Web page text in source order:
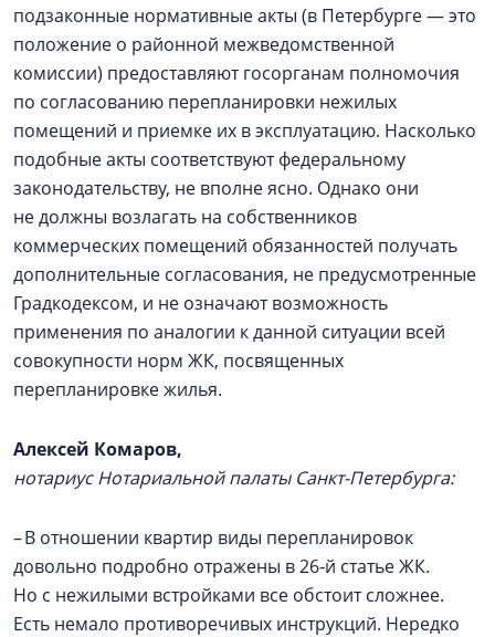
подзаконные нормативные акты (в Петербурге — это
положение о районной межведомственной
комиссии) предоставляют госорганам полномочия
по согласованию перепланировки нежилых
помещений и приемке их в эксплуатацию. Насколько
подобные акты соответствуют федеральному
законодательству, не вполне ясно. Однако они
не должны возлагать на собственников
коммерческих помещений обязанностей получать
дополнительные согласования, не предусмотренные
Градкодексом, и не означают возможность
применения по аналогии к данной ситуации всей
совокупности норм ЖК, посвященных
перепланировке жилья.
Алексей Комаров,
нотариус Нотариальной палаты Санкт-Петербурга:
– В отношении квартир виды перепланировок
довольно подробно отражены в 26‑й статье ЖК.
Но с нежилыми встройками все обстоит сложнее.
Есть немало противоречивых инструкций. Нередко